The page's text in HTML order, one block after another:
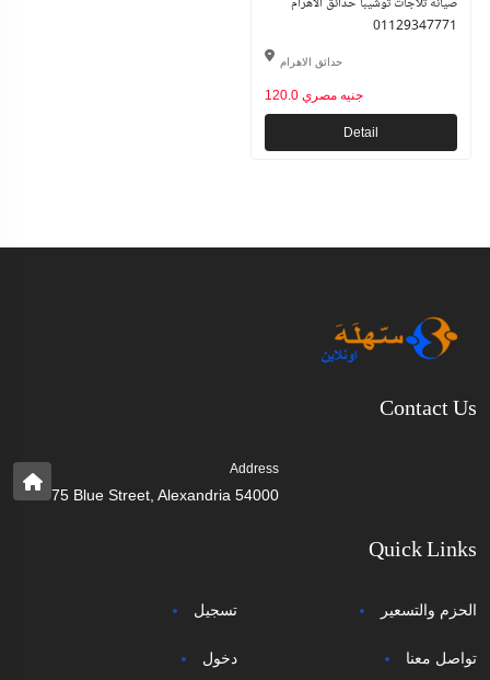
01129347771
حدائق الاهرام
120.0 جنيه مصري
Detail
Contact Us
Address
75 Blue Street, Alexandria 54000
Quick Links
تسجيل
دخول
الحزم والتسعير
تواصل معنا